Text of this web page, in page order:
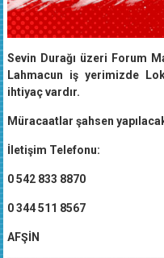
Sevin Durağı üzeri Forum
Lahmacun iş yerimizde
ihtiyaç vardır.
Müracaatlar şahsen
İletişim Telefonu:
0 542 833 8870
0 344 511 8567
AFŞİN